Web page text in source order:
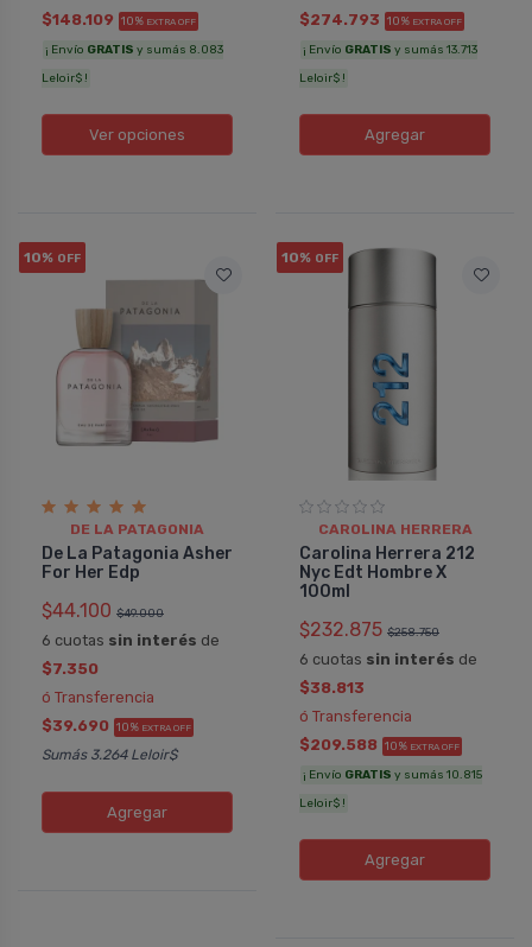
$148.109 10% EXTRA OFF
¡ Envío GRATIS y sumás 8.083
Leloir$ !
Ver opciones
$274.793 10% EXTRA OFF
¡ Envío GRATIS y sumás 13.713
Leloir$ !
Agregar
10% OFF
DE LA PATAGONIA
De La Patagonia Asher
For Her Edp
$44.100 $49.000
6 cuotas sin interés de
$7.350
ó Transferencia
$39.690 10% EXTRA OFF
Sumás 3.264 Leloir$
Agregar
10% OFF
CAROLINA HERRERA
Carolina Herrera 212
Nyc Edt Hombre X
100ml
$232.875 $258.750
6 cuotas sin interés de
$38.813
ó Transferencia
$209.588 10% EXTRA OFF
¡ Envío GRATIS y sumás 10.815
Leloir$ !
Agregar